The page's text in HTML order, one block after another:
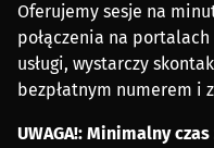
Oferujemy sesje na
połączenia na
usługi, wystarczy
bezpłatnym numerem i
UWAGA!: Minimalny